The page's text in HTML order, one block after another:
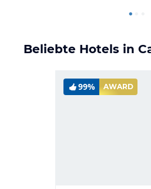
Beliebte Hotels in
99% AWARD